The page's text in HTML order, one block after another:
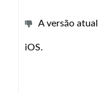
A versão
iOS.